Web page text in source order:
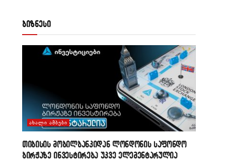
ბიზნესი
ᲐᲮᲐᲚᲘ ᲐᲛᲑᲔᲑᲘ
თიბისის მობილბანკიდან ლონდონის საფონდო
ბირჟაზე ინვესტირება უკვე ელემენტარულია